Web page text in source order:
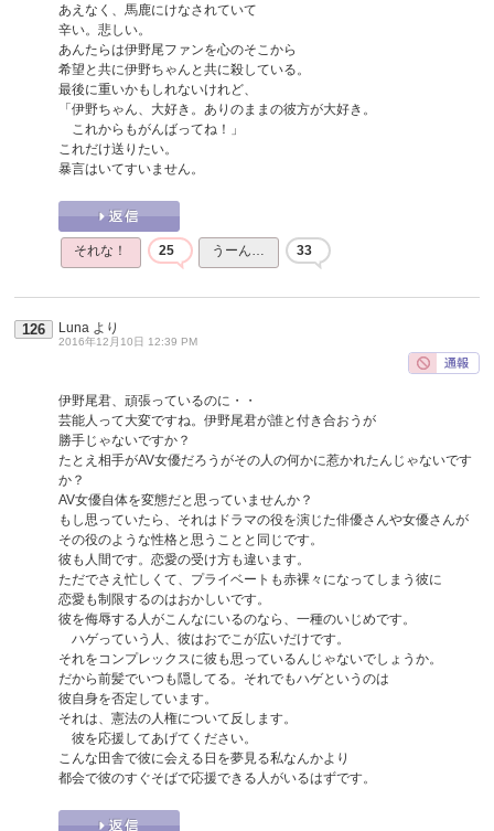
あえなく、馬鹿にけなされていて
辛い。悲しい。
あんたらは伊野尾ファンを心のそこから
希望と共に伊野ちゃんと共に殺している。
最後に重いかもしれないけれど、
「伊野ちゃん、大好き。ありのままの彼方が大好き。
これからもがんばってね！」
これだけ送りたい。
暴言はいてすいません。
それな！ 25 うーん… 33
126 Luna より
2016年12月10日 12:39 PM
伊野尾君、頑張っているのに・・
芸能人って大変ですね。伊野尾君が誰と付き合おうが
勝手じゃないですか？
たとえ相手がAV女優だろうがその人の何かに惹かれたんじゃないです
か？
AV女優自体を変態だと思っていませんか？
もし思っていたら、それはドラマの役を演じた俳優さんや女優さんが
その役のような性格と思うことと同じです。
彼も人間です。恋愛の受け方も違います。
ただでさえ忙しくて、プライベートも赤裸々になってしまう彼に
恋愛も制限するのはおかしいです。
彼を侮辱する人がこんなにいるのなら、一種のいじめです。
ハゲっていう人、彼はおでこが広いだけです。
それをコンプレックスに彼も思っているんじゃないでしょうか。
だから前髪でいつも隠してる。それでもハゲというのは
彼自身を否定しています。
それは、憲法の人権について反します。
彼を応援してあげてください。
こんな田舎で彼に会える日を夢見る私なんかより
都会で彼のすぐそばで応援できる人がいるはずです。